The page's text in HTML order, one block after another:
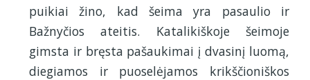
puikiai žino, kad šeima yra pasaulio ir
Bažnyčios ateitis. Katalikiškoje šeimoje
gimsta ir bręsta pašaukimai į dvasinį luomą,
diegiamos ir puoselėjamos krikščioniškos